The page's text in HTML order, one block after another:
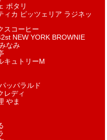
ポタリ
カ ピッツェリア ラジネッ
スコーヒー
NEW YORK BROWNIE
なみ
ュトリーM
ッパラルド
ディ
やま